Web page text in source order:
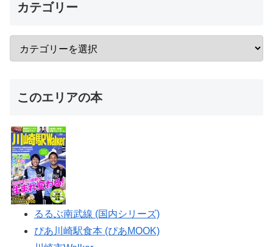
カテゴリー
このエリアの本
るるぶ南武線 (国内シリーズ)
ぴあ川崎駅食本 (ぴあMOOK)